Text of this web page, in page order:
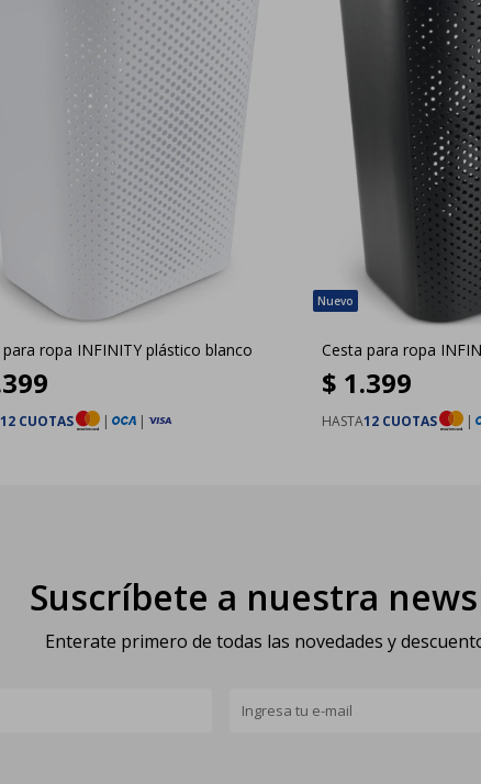
ropa INFINITY plástico blanco
12 CUOTAS | |
Cesta para ropa
$ 1.399
HASTA12 CUOTAS |
Suscríbete a nuestra
Enterate primero de todas las novedades y